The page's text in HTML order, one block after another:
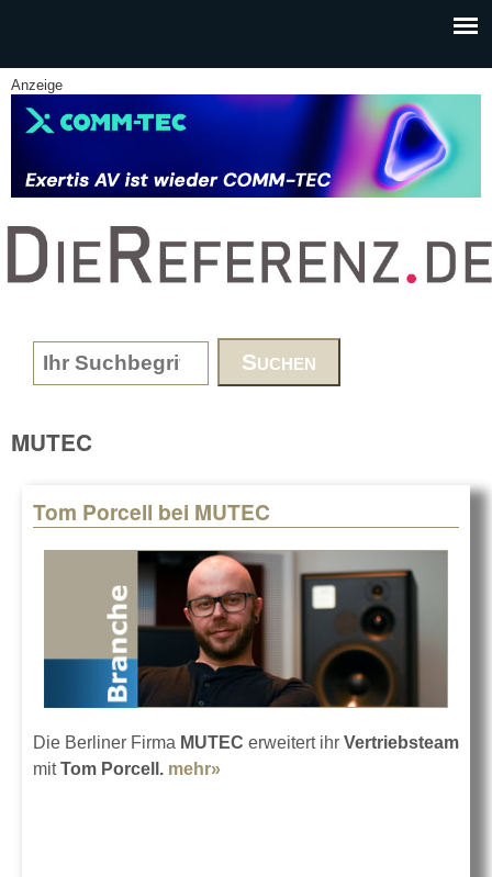
Anzeige
www.DieReferenz.de
Search form
MUTEC
Tom Porcell bei MUTEC
Die Berliner Firma MUTEC erweitert ihr Vertriebsteam
mitTom Porcell. mehr»